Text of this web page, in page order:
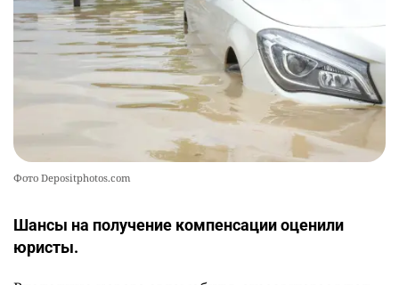
Фото Depositphotos.com
Шансы на получение компенсации оценили
юристы.